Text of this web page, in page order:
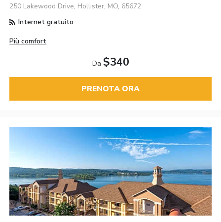
250 Lakewood Drive, Hollister, MO, 65672
Internet gratuito
Più comfort
Da $340
PRENOTA ORA